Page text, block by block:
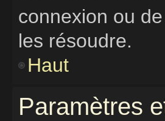
connexion ou
les résoudre.
Haut
Paramètres